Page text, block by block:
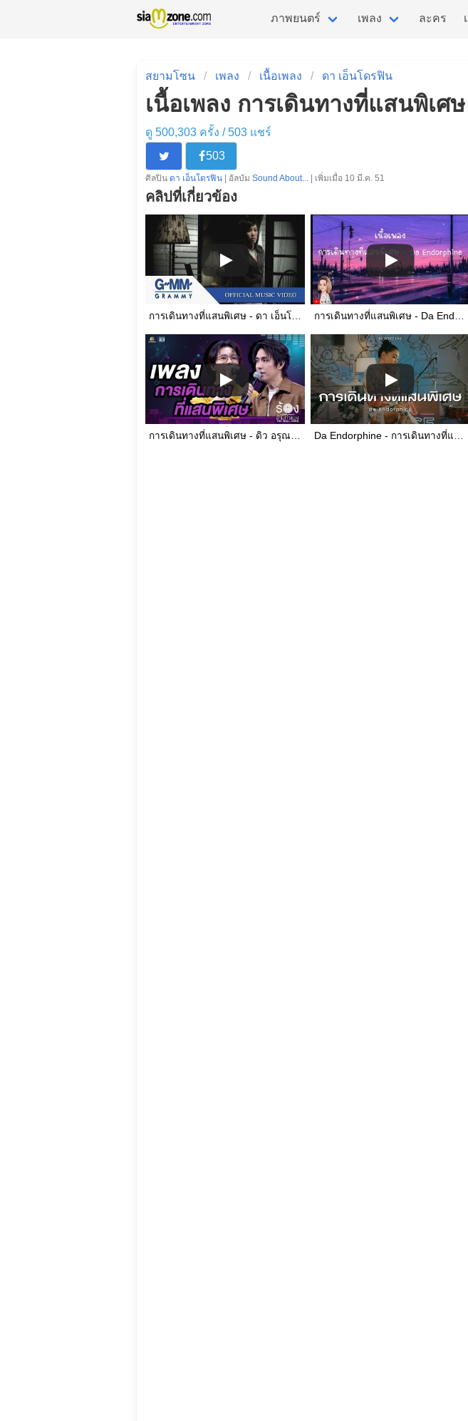
ภาพยนตร์ เพลง ละคร
สยามโซน เพลง เนื้อเพลง ดา เอ็นโดรฟิน
เนื้อเพลง การเดินทางที่แสนพิเศ
ดู 500,303 ครั้ง /503 แชร์
503
ศิลปิน ดา เอ็นโดรฟิน | อัลบัม Sound About... | เพิ่มเมื่อ 10 มี.ค. 51
คลิปที่เกี่ยวข้อง
การเดินทางที่แสนพิเศษ - ดา เอ็นโดรฟิน【OFFICIAL MV】 การเดินทางที่แสนพิเศษ - Da Endorphine [ เนื้อเพลง ]@Joatthaphon
การเดินทางที่แสนพิเศษ - ดิว อรุณพงศ์ / รุจ ศุภรุจ | The Wall Song ร้องข้ามกำแพง Da Endorphine - การเดินทางที่แสนพิเศษ (Da Office Live)